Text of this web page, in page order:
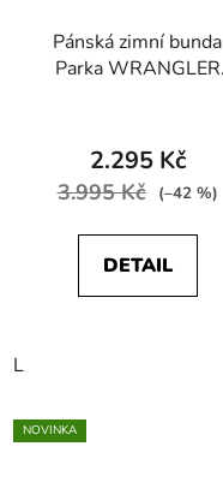
Pánská zimní bunda
Parka WRANGLER
Brown
2.295 Kč
3.995 Kč (–42 %)
DETAIL
L
NOVINKA